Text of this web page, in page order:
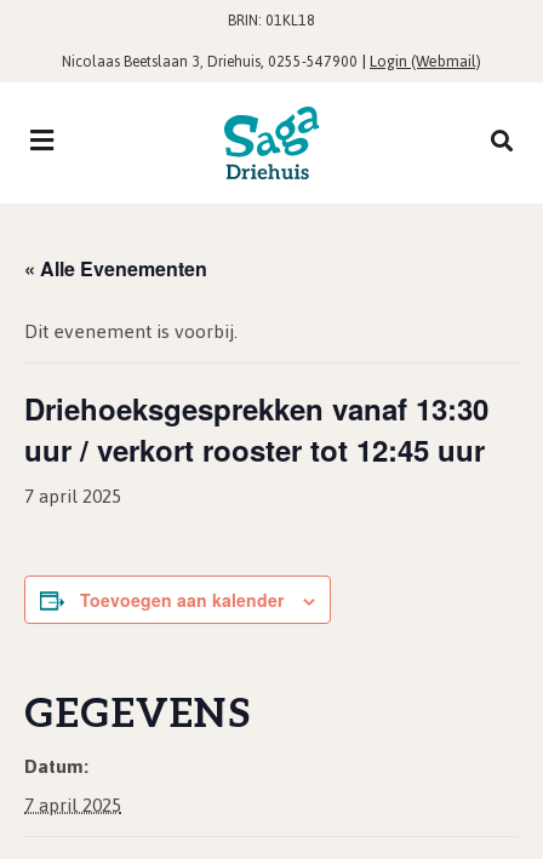
BRIN: 01KL18
Nicolaas Beetslaan 3, Driehuis, 0255-547900 |Login (Webmail)
« Alle Evenementen
Dit evenement is voorbij.
Driehoeksgesprekken vanaf 13:30
uur / verkort rooster tot 12:45 uur
7 april 2025
Toevoegen aan kalender
GEGEVENS
Datum:
7 april 2025